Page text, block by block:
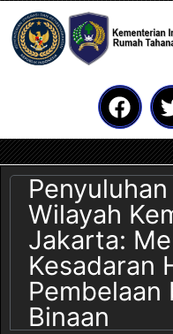
Wilayah
Jakarta:
Kesadaran
Pembelaan
Binaan